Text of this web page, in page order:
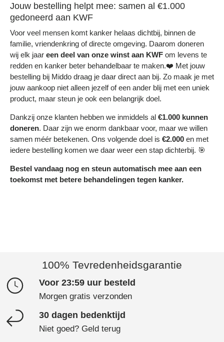
Jouw bestelling helpt mee: samen al €1.000
gedoneerd aan KWF
Voor veel mensen komt kanker helaas dichtbij, binnen de
familie, vriendenkring of directe omgeving. Daarom doneren
wij elk jaar een deel van onze winst aan KWF om levens te
redden en kanker beter behandelbaar te maken.❤️ Met jouw
bestelling bij Middo draag je daar direct aan bij. Zo maak je met
jouw aankoop niet alleen jezelf of een ander blij met een uniek
product, maar steun je ook een belangrijk doel.
Dankzij onze klanten hebben we inmiddels al €1.000 kunnen
doneren. Daar zijn we enorm dankbaar voor, maar we willen
samen méér betekenen. Ons volgende doel is €2.000 en met
iedere bestelling komen we daar weer een stap dichterbij. 🎯
Bestel vandaag nog en steun automatisch mee aan een
toekomst met betere behandelingen tegen kanker.
100% Tevredenheidsgarantie
Voor 23:59 uur besteld
Morgen gratis verzonden
30 dagen bedenktijd
Niet goed? Geld terug